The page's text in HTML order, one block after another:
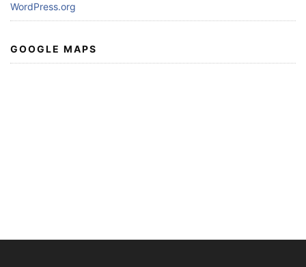
WordPress.org
GOOGLE MAPS